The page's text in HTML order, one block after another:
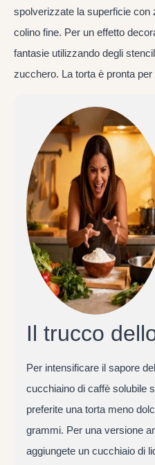
spolverizzate la superficie con
colino fine. Per un effetto
fantasie utilizzando degli
zucchero. La torta è pronta
Il trucco
Per intensificare il sapore
cucchiaino di caffè solubile
preferite una torta meno
grammi. Per una versione
aggiungete un cucchiaio di